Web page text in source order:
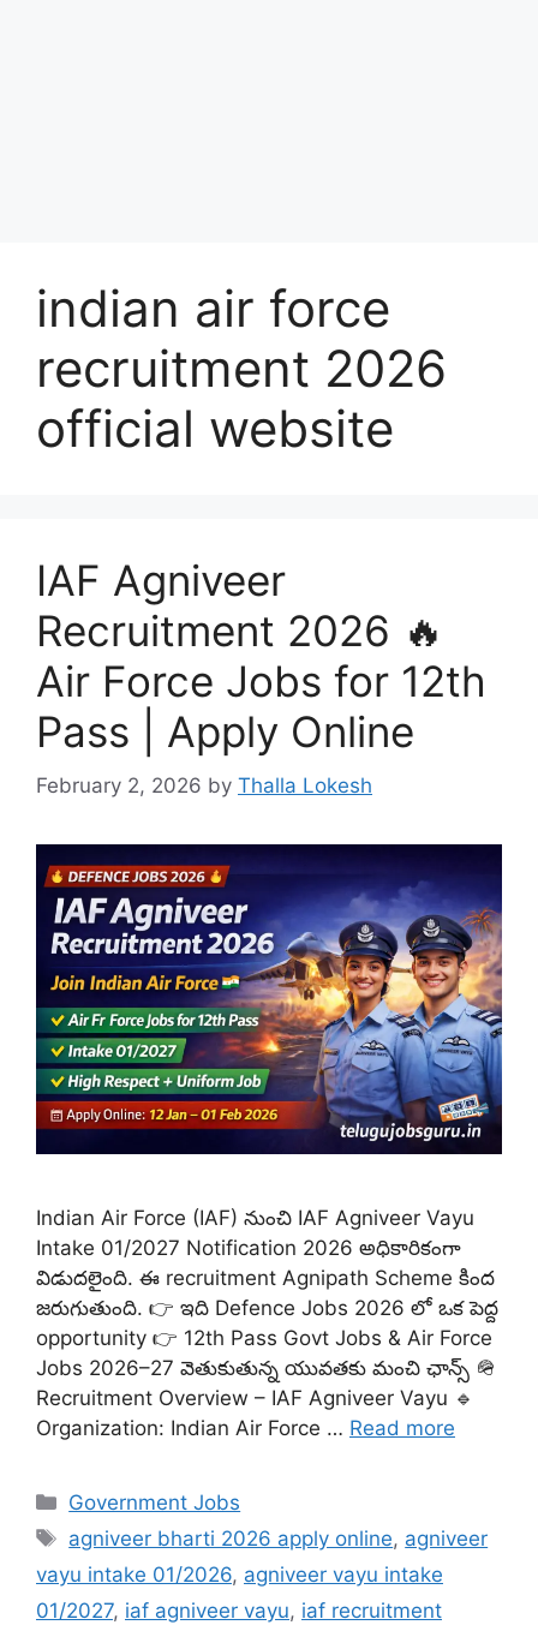
indian air force
recruitment 2026
official website
IAF Agniveer
Recruitment 2026 🔥
Air Force Jobs for 12th
Pass | Apply Online
February 2, 2026 by Thalla Lokesh
Indian Air Force (IAF) నుంచి IAF Agniveer Vayu
Intake 01/2027 Notification 2026 అధికారికంగా
విడుదలైంది. ఈ recruitment Agnipath Scheme కింద
జరుగుతుంది. 👉 ఇది Defence Jobs 2026 లో ఒక పెద్ద
opportunity 👉 12th Pass Govt Jobs & Air Force
Jobs 2026–27 వెతుకుతున్న యువతకు మంచి ఛాన్స్ 🪖
Recruitment Overview – IAF Agniveer Vayu 🔹
Organization: Indian Air Force … Read more
Categories
Government Jobs
Tags
agniveer bharti 2026 apply online, agniveer
vayu intake 01/2026, agniveer vayu intake
01/2027, iaf agniveer vayu, iaf recruitment